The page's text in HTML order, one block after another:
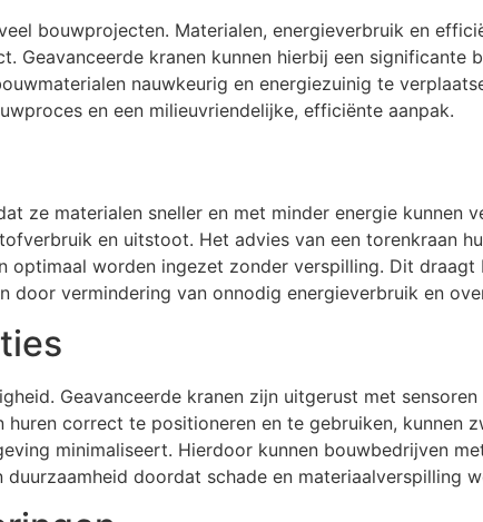
bouwprojecten. Materialen, energieverbruik en
kranen kunnen hierbij een significante
nauwkeurig en energiezuinig te
en een milieuvriendelijke, efficiënte aanpak.
ze materialen sneller en met minder energie kunnen
en uitstoot. Het advies van een torenkraan
worden ingezet zonder verspilling. Dit draagt
vermindering van onnodig energieverbruik en
Geavanceerde kranen zijn uitgerust met
correct te positioneren en te gebruiken, kunnen
minimaliseert. Hierdoor kunnen bouwbedrijven
doordat schade en materiaalverspilling